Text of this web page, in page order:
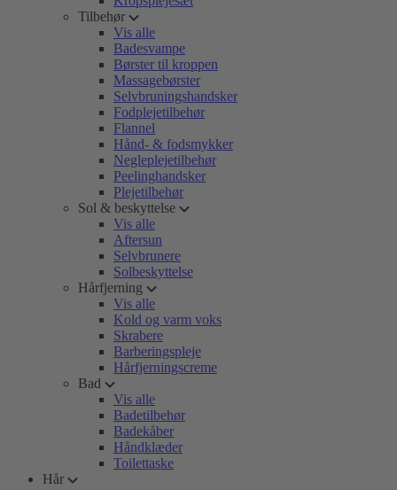
Tilbehør
Vis alle
Badesvampe
Børster til kroppen
Massagebørster
Selvbruningshandsker
Fodplejetilbehør
Flannel
Hånd- & fodsmykker
Negleplejetilbehør
Peelinghandsker
Plejetilbehør
Sol & beskyttelse
Vis alle
Aftersun
Selvbrunere
Solbeskyttelse
Hårfjerning
Vis alle
Kold og varm voks
Skrabere
Barberingspleje
Hårfjerningscreme
Bad
Vis alle
Badetilbehør
Badekåber
Håndklæder
Toilettaske
Hår